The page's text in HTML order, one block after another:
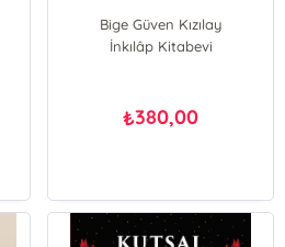
Bige Güven Kızılay
İnkılâp Kitabevi
₺380,00